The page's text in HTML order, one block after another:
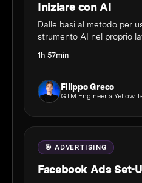
Iniziare con AI
Dalle basi al metodo per
strumento AI nel proprio
1h 57min
Filippo Greco
GTM Engineer a Yellow
🎯 ADVERTISING
Facebook Ads Set-